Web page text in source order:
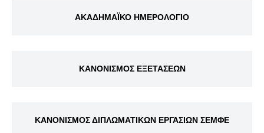
ΑΚΑΔΗΜΑΪΚΟ ΗΜΕΡΟΛΟΓΙΟ
ΚΑΝΟΝΙΣΜΟΣ ΕΞΕΤΑΣΕΩΝ
ΚΑΝΟΝΙΣΜΟΣ ΔΙΠΛΩΜΑΤΙΚΩΝ ΕΡΓΑΣΙΩΝ ΣΕΜΦΕ